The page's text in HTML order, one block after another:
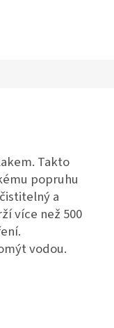
Takto
popruhu
a
více než 500
vodou.